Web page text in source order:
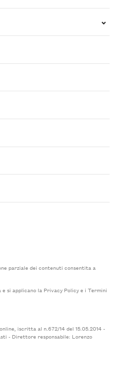
parziale dei contenuti consentita a
si applicano la Privacy Policye i Termini
iscritta al n.672/14 del 15.05.2014 -
- Direttore responsabile: Lorenzo